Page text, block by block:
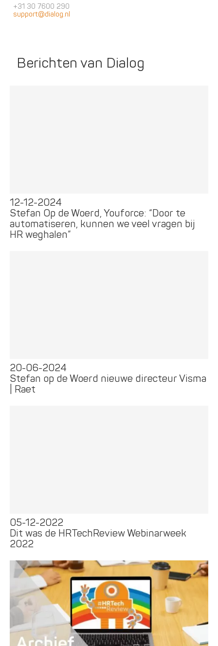
+31 30 7600 290
support@dialog.nl
Berichten van Dialog
12-12-2024
Stefan Op de Woerd, Youforce: “Door te
automatiseren, kunnen we veel vragen bij
HR weghalen”
20-06-2024
Stefan op de Woerd nieuwe directeur Visma
| Raet
05-12-2022
Dit was de HRTechReview Webinarweek
2022